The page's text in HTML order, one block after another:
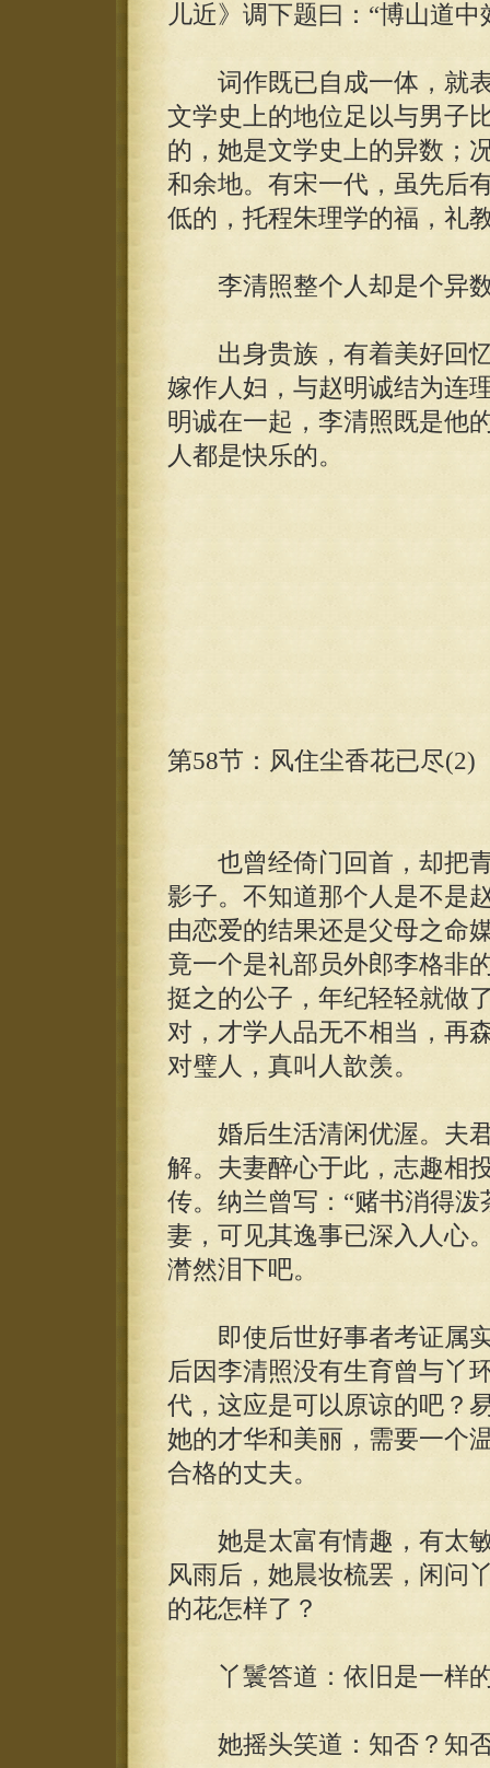
儿近》调下题曰：“博山道中
词作既已自成一体，就表
文学史上的地位足以与男子
的，她是文学史上的异数；
和余地。有宋一代，虽先后
低的，托程朱理学的福，礼
李清照整个人却是个异
出身贵族，有着美好回忆
嫁作人妇，与赵明诚结为连
明诚在一起，李清照既是他
人都是快乐的。
第58节：风住尘香花已尽(2)
也曾经倚门回首，却把青
影子。不知道那个人是不是
由恋爱的结果还是父母之命
竟一个是礼部员外郎李格非
挺之的公子，年纪轻轻就做
对，才学人品无不相当，再
对璧人，真叫人歆羡。
婚后生活清闲优渥。夫君
解。夫妻醉心于此，志趣相
传。纳兰曾写：“赌书消得
妻，可见其逸事已深入人心
潸然泪下吧。
即使后世好事者考证属实
后因李清照没有生育曾与丫
代，这应是可以原谅的吧？
她的才华和美丽，需要一个
合格的丈夫。
她是太富有情趣，有太敏
风雨后，她晨妆梳罢，闲问
的花怎样了？
丫鬟答道：依旧是一样
她摇头笑道：知否？知否